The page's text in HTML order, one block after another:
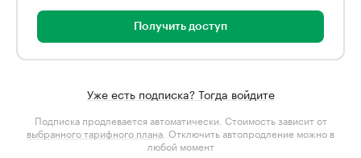
Получить доступ
Уже есть подписка? Тогда войдите
Подписка продлевается автоматически. Стоимость зависит от
выбранного тарифного плана . Отключить автопродление можно в
любой момент